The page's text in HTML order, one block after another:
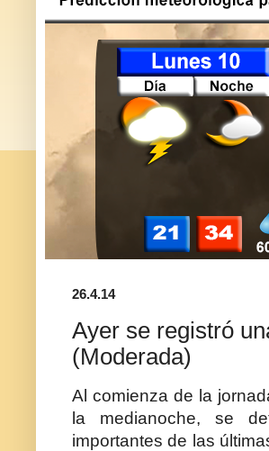
26.4.14
Ayer se registró
(Moderada)
Al comienza de la
la medianoche, se
importantes de las